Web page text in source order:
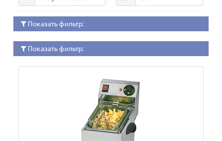
Показать фильтр:
Показать фильтр: